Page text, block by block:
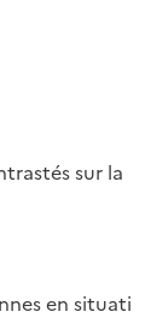
sur la
en situati